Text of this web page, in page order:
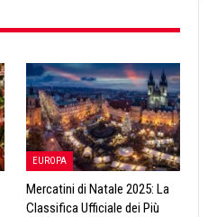
EUROPA
Mercatini di Natale 2025: La
Classifica Ufficiale dei Più